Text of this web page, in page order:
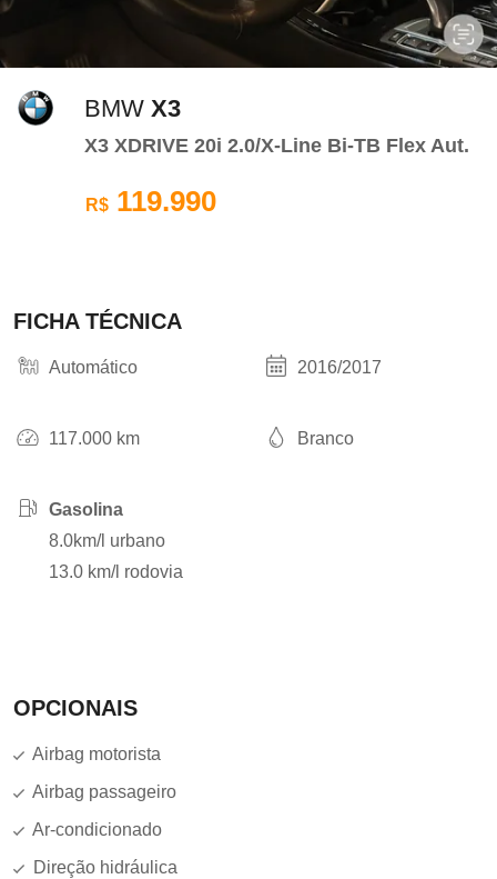
BMW X3
X3 XDRIVE 20i 2.0/X-Line Bi-TB Flex Aut.
R$ 119.990
FICHA TÉCNICA
Automático 2016/2017
117.000 km Branco
Gasolina
8.0km/l urbano
13.0 km/l rodovia
OPCIONAIS
Airbag motorista
Airbag passageiro
Ar-condicionado
Direção hidráulica